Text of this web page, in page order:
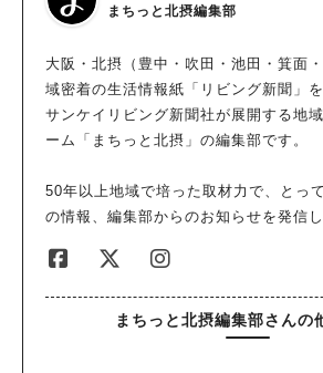
まちっと北摂編集部
大阪・北摂（豊中・吹田・池田・箕面
域密着の生活情報紙「リビング新聞」
サンケイリビング新聞社が展開する地
ーム「まちっと北摂」の編集部です。
50年以上地域で培った取材力で、とっ
の情報、編集部からのお知らせを発信
まちっと北摂編集部さんの